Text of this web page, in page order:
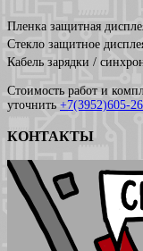
Пленка защитная
Стекло защитное
Кабель зарядки /
Стоимость работ и
уточнить +7(3952)605-
КОНТАКТЫ